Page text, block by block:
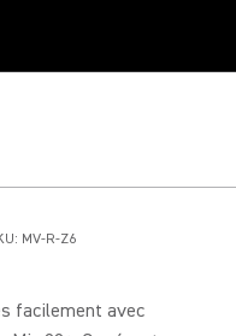
MV-R-Z6
facilement avec